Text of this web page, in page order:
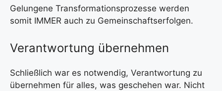
Gelungene Transformationsprozesse werden
somit IMMER auch zu Gemeinschaftserfolgen.
Verantwortung übernehmen
Schließlich war es notwendig, Verantwortung zu
übernehmen für alles, was geschehen war. Nicht